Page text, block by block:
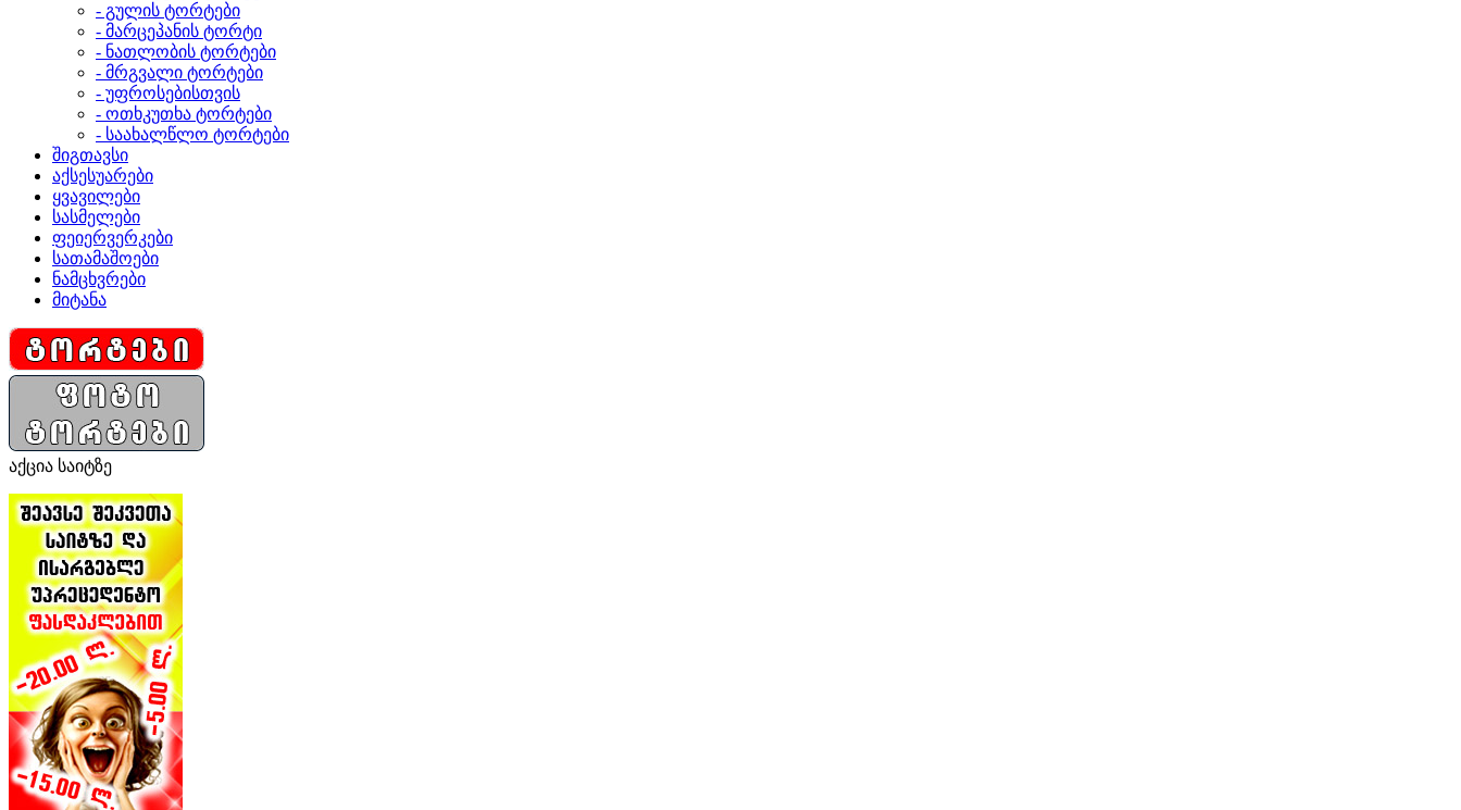
- გულის ტორტები
- მარცეპანის ტორტი
- ნათლობის ტორტები
- მრგვალი ტორტები
- უფროსებისთვის
- ოთხკუთხა ტორტები
- საახალწლო ტორტები
შიგთავსი
აქსესუარები
ყვავილები
სასმელები
ფეიერვერკები
სათამაშოები
ნამცხვრები
მიტანა
აქცია საიტზე